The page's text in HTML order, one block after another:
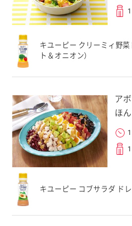
キユーピー クリーミィ野菜
ト＆オニオン）
ア
ほ
キユーピー コブサラダ ド